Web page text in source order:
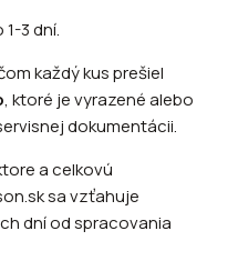
3 dní.
každý kus prešiel
, ktoré je vyrazené alebo
dokumentácii.
a celkovú
sa vzťahuje
dní od spracovania